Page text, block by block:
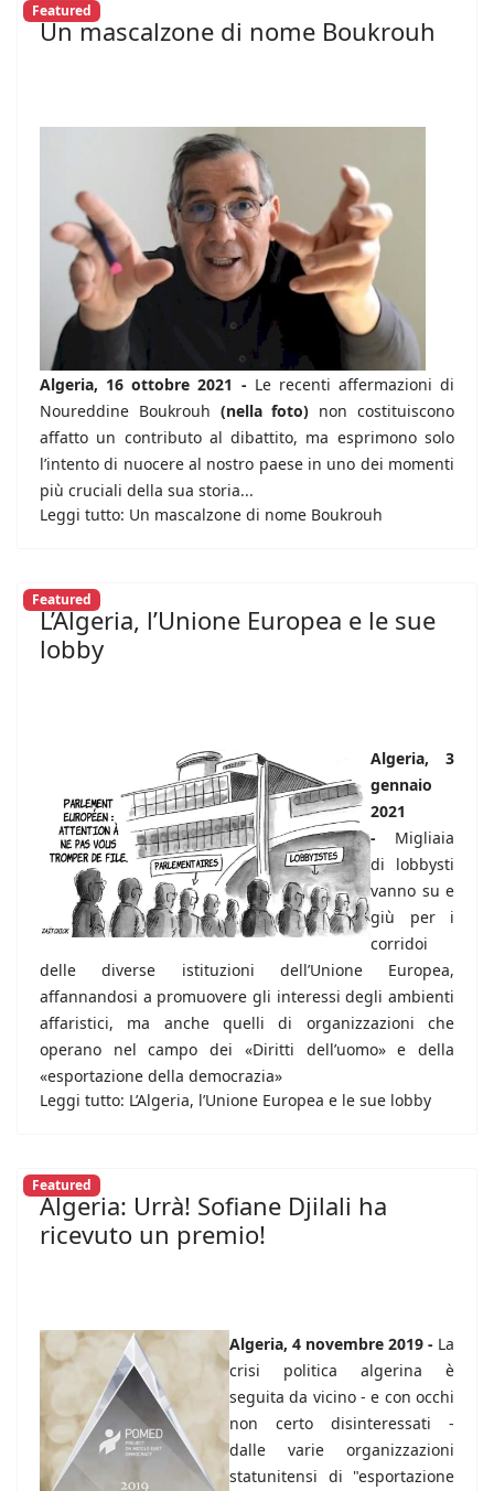
Featured
Un mascalzone di nome Boukrouh
Algeria, 16 ottobre 2021 - Le recenti affermazioni di
Noureddine Boukrouh (nella foto) non costituiscono
affatto un contributo al dibattito, ma esprimono solo
l’intento di nuocere al nostro paese in uno dei momenti
più cruciali della sua storia...
Leggi tutto: Un mascalzone di nome Boukrouh
Featured
L’Algeria, l’Unione Europea e le sue
lobby
Algeria, 3
gennaio
2021
- Migliaia
di lobbysti
vanno su e
giù per i
corridoi
delle diverse istituzioni dell’Unione Europea,
affannandosi a promuovere gli interessi degli ambienti
affaristici, ma anche quelli di organizzazioni che
operano nel campo dei «Diritti dell’uomo» e della
«esportazione della democrazia»
Leggi tutto: L’Algeria, l’Unione Europea e le sue lobby
Featured
Algeria: Urrà! Sofiane Djilali ha
ricevuto un premio!
Algeria, 4 novembre 2019 - La
crisi politica algerina è
seguita da vicino - e con occhi
non certo disinteressati -
dalle varie organizzazioni
statunitensi di "esportazione